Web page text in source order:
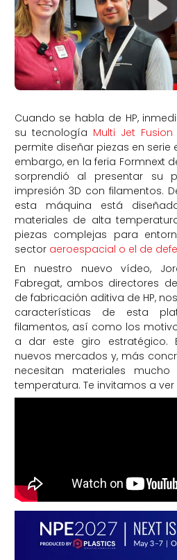
Cuando se habla de HP,
su tecnología Multi Jet Fusion
permite diseñar piezas en serie
embargo, en la feria Formnext
sorprendió al presentar su
impresión 3D con filamentos.
esta máquina está
materiales de alta
piezas complejas para
sector aeroespacial o el de
En nuestro nuevo vídeo,
Fabregat, ambos directores
de fabricación aditiva de HP,
características de esta
filamentos, así como los
a dar este giro estratégico.
nuevos mercados y, más
necesitan materiales
temperatura. Te invitamos a